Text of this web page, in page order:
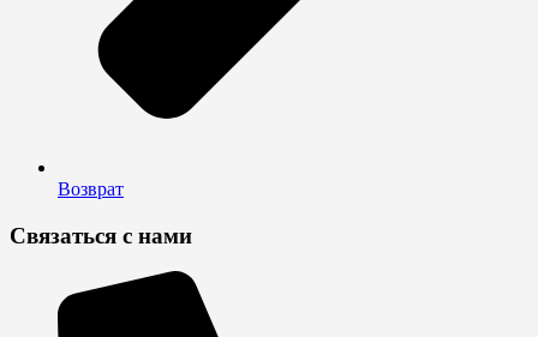
Возврат
Связаться с нами